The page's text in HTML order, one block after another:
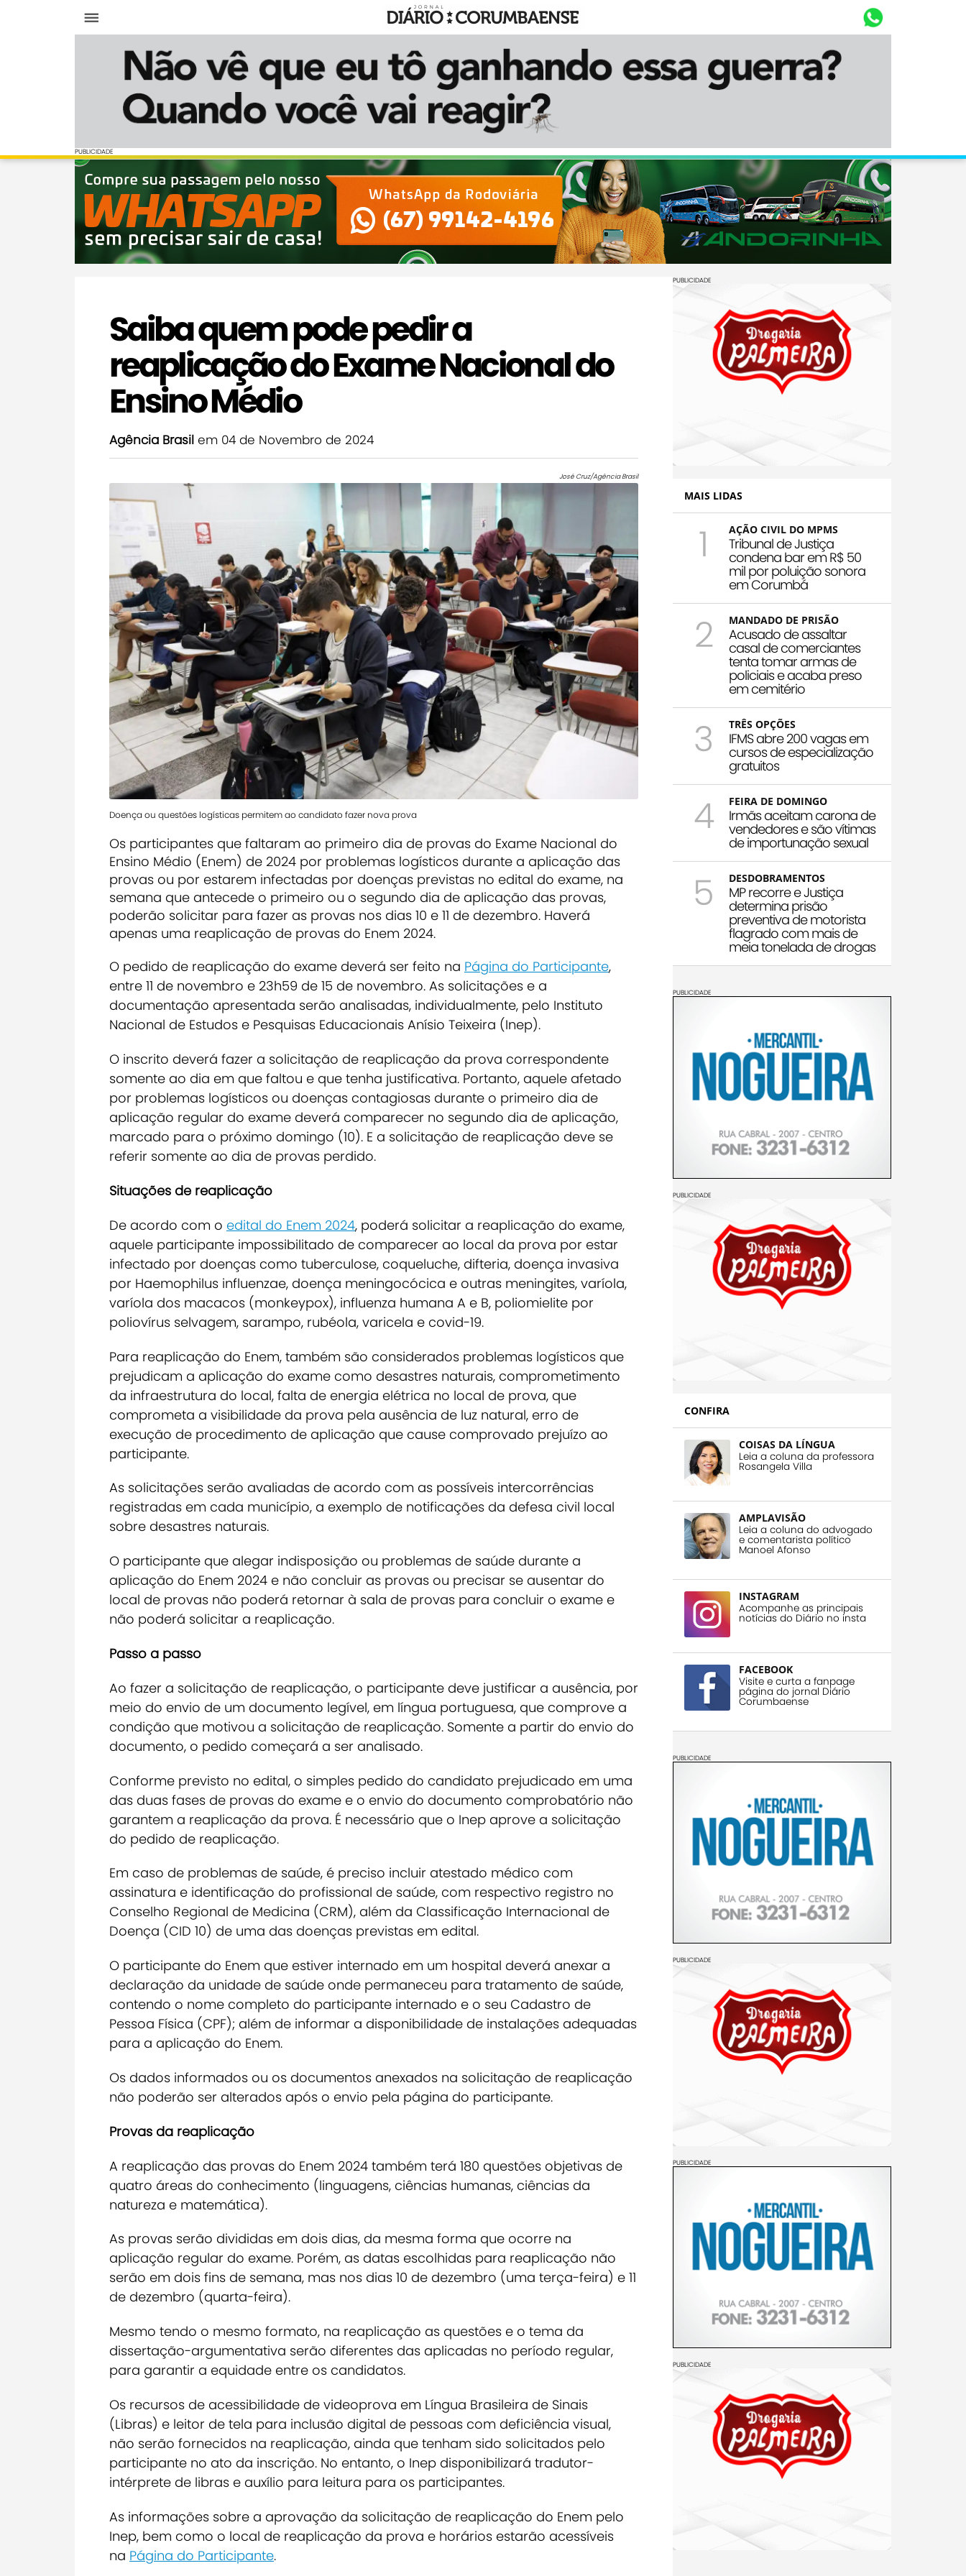
Diário Corumbaense
PUBLICIDADE
PUBLICIDADE
Saiba quem pode pedir a
reaplicação do Exame Nacional do
Ensino Médio
Agência Brasil em 04 de Novembro de 2024
José Cruz/Agência Brasil
Doença ou questões logísticas permitem ao candidato fazer nova prova
Os participantes que faltaram ao primeiro dia de provas do Exame Nacional do
Ensino Médio (Enem) de 2024 por problemas logísticos durante a aplicação das
provas ou por estarem infectadas por doenças previstas no edital do exame, na
semana que antecede o primeiro ou o segundo dia de aplicação das provas,
poderão solicitar para fazer as provas nos dias 10 e 11 de dezembro. Haverá
apenas uma reaplicação de provas do Enem 2024.
O pedido de reaplicação do exame deverá ser feito na Página do Participante,
entre 11 de novembro e 23h59 de 15 de novembro. As solicitações e a
documentação apresentada serão analisadas, individualmente, pelo Instituto
Nacional de Estudos e Pesquisas Educacionais Anísio Teixeira (Inep).
O inscrito deverá fazer a solicitação de reaplicação da prova correspondente
somente ao dia em que faltou e que tenha justificativa. Portanto, aquele afetado
por problemas logísticos ou doenças contagiosas durante o primeiro dia de
aplicação regular do exame deverá comparecer no segundo dia de aplicação,
marcado para o próximo domingo (10). E a solicitação de reaplicação deve se
referir somente ao dia de provas perdido.
Situações de reaplicação
De acordo com o edital do Enem 2024, poderá solicitar a reaplicação do exame,
aquele participante impossibilitado de comparecer ao local da prova por estar
infectado por doenças como tuberculose, coqueluche, difteria, doença invasiva
por Haemophilus influenzae, doença meningocócica e outras meningites, varíola,
varíola dos macacos (monkeypox), influenza humana A e B, poliomielite por
poliovírus selvagem, sarampo, rubéola, varicela e covid-19.
Para reaplicação do Enem, também são considerados problemas logísticos que
prejudicam a aplicação do exame como desastres naturais, comprometimento
da infraestrutura do local, falta de energia elétrica no local de prova, que
comprometa a visibilidade da prova pela ausência de luz natural, erro de
execução de procedimento de aplicação que cause comprovado prejuízo ao
participante.
As solicitações serão avaliadas de acordo com as possíveis intercorrências
registradas em cada município, a exemplo de notificações da defesa civil local
sobre desastres naturais.
O participante que alegar indisposição ou problemas de saúde durante a
aplicação do Enem 2024 e não concluir as provas ou precisar se ausentar do
local de provas não poderá retornar à sala de provas para concluir o exame e
não poderá solicitar a reaplicação.
Passo a passo
Ao fazer a solicitação de reaplicação, o participante deve justificar a ausência, por
meio do envio de um documento legível, em língua portuguesa, que comprove a
condição que motivou a solicitação de reaplicação. Somente a partir do envio do
documento, o pedido começará a ser analisado.
Conforme previsto no edital, o simples pedido do candidato prejudicado em uma
das duas fases de provas do exame e o envio do documento comprobatório não
garantem a reaplicação da prova. É necessário que o Inep aprove a solicitação
do pedido de reaplicação.
Em caso de problemas de saúde, é preciso incluir atestado médico com
assinatura e identificação do profissional de saúde, com respectivo registro no
Conselho Regional de Medicina (CRM), além da Classificação Internacional de
Doença (CID 10) de uma das doenças previstas em edital.
O participante do Enem que estiver internado em um hospital deverá anexar a
declaração da unidade de saúde onde permaneceu para tratamento de saúde,
contendo o nome completo do participante internado e o seu Cadastro de
Pessoa Física (CPF); além de informar a disponibilidade de instalações adequadas
para a aplicação do Enem.
Os dados informados ou os documentos anexados na solicitação de reaplicação
não poderão ser alterados após o envio pela página do participante.
Provas da reaplicação
A reaplicação das provas do Enem 2024 também terá 180 questões objetivas de
quatro áreas do conhecimento (linguagens, ciências humanas, ciências da
natureza e matemática).
As provas serão divididas em dois dias, da mesma forma que ocorre na
aplicação regular do exame. Porém, as datas escolhidas para reaplicação não
serão em dois fins de semana, mas nos dias 10 de dezembro (uma terça-feira) e 11
de dezembro (quarta-feira).
Mesmo tendo o mesmo formato, na reaplicação as questões e o tema da
dissertação-argumentativa serão diferentes das aplicadas no período regular,
para garantir a equidade entre os candidatos.
Os recursos de acessibilidade de videoprova em Língua Brasileira de Sinais
(Libras) e leitor de tela para inclusão digital de pessoas com deficiência visual,
não serão fornecidos na reaplicação, ainda que tenham sido solicitados pelo
participante no ato da inscrição. No entanto, o Inep disponibilizará tradutor-
intérprete de libras e auxílio para leitura para os participantes.
As informações sobre a aprovação da solicitação de reaplicação do Enem pelo
Inep, bem como o local de reaplicação da prova e horários estarão acessíveis
na Página do Participante.
PUBLICIDADE
MAIS LIDAS
1 AÇÃO CIVIL DO MPMS
Tribunal de Justiça
condena bar em R$ 50
mil por poluição sonora
em Corumbá
2 MANDADO DE PRISÃO
Acusado de assaltar
casal de comerciantes
tenta tomar armas de
policiais e acaba preso
em cemitério
3 TRÊS OPÇÕES
IFMS abre 200 vagas em
cursos de especialização
gratuitos
4 FEIRA DE DOMINGO
Irmãs aceitam carona de
vendedores e são vítimas
de importunação sexual
5 DESDOBRAMENTOS
MP recorre e Justiça
determina prisão
preventiva de motorista
flagrado com mais de
meia tonelada de drogas
PUBLICIDADE
PUBLICIDADE
CONFIRA
COISAS DA LÍNGUA
Leia a coluna da professora
Rosangela Villa
AMPLAVISÃO
Leia a coluna do advogado
e comentarista político
Manoel Afonso
INSTAGRAM
Acompanhe as principais
notícias do Diário no insta
FACEBOOK
Visite e curta a fanpage
página do jornal Diário
Corumbaense
PUBLICIDADE
PUBLICIDADE
PUBLICIDADE
PUBLICIDADE